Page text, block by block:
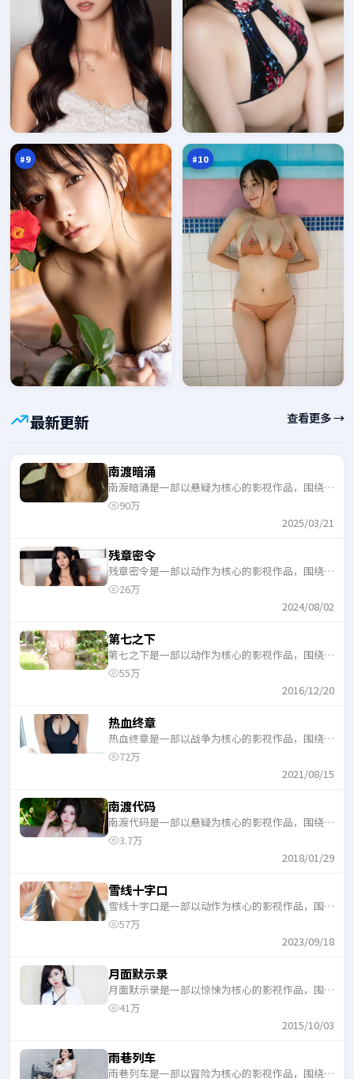
#9
廊
95
万
#10
赤
焰
暗
涌万
最新更新 查看更多 →
南渡暗涌
南渡暗涌是一部以悬疑为核心的影视作品，围绕危
机、反转与人物成长展开，整体节奏紧凑，适合一
90万
2025/03/21
残章密令
残章密令是一部以动作为核心的影视作品，围绕危
机、反转与人物成长展开，整体节奏紧凑，适合一
26万
2024/08/02
第七之下
第七之下是一部以动作为核心的影视作品，围绕危
机、反转与人物成长展开，整体节奏紧凑，适合一
55万
2016/12/20
热血终章
热血终章是一部以战争为核心的影视作品，围绕危
机、反转与人物成长展开，整体节奏紧凑，适合一
72万
2021/08/15
南渡代码
南渡代码是一部以悬疑为核心的影视作品，围绕危
机、反转与人物成长展开，整体节奏紧凑，适合一
3.7万
2018/01/29
雪线十字口
雪线十字口是一部以动作为核心的影视作品，围绕
危机、反转与人物成长展开，整体节奏紧凑，适合
57万
2023/09/18
月面默示录
月面默示录是一部以惊悚为核心的影视作品，围绕
危机、反转与人物成长展开，整体节奏紧凑，适合
41万
2015/10/03
雨巷列车
雨巷列车是一部以冒险为核心的影视作品，围绕危